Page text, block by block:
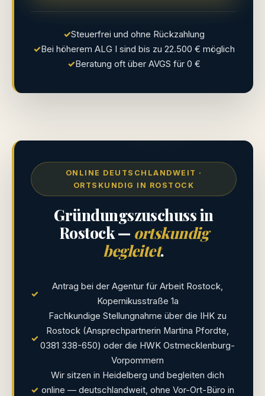
✓Steuerfrei und ohne Rückzahlung
✓Bei höherem ALG I sind bis zu 22.500 € möglich
✓Beratung oft über AVGS für 0 €
ONLINE DEUTSCHLANDWEIT ·
ORTSKUNDIG IN ROSTOCK
Gründungszuschuss in
Rostock — ortskundig
begleitet.
✓
Antrag bei der Agentur für Arbeit Rostock,
Kopernikusstraße 1a
✓
Fachkundige Stellungnahme über die IHK zu
Rostock (Ansprechpartnerin Martina Pfordte,
0381 338-650) oder die HWK Ostmecklenburg-
Vorpommern
✓
Wir sitzen in Heidelberg und begleiten dich
online — deutschlandweit, ohne Vor-Ort-Büro in